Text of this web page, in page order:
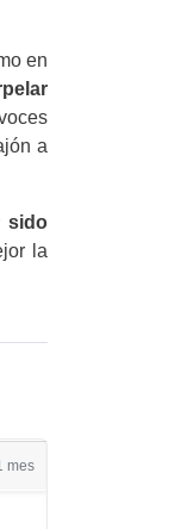
en
a
sido
la
mes